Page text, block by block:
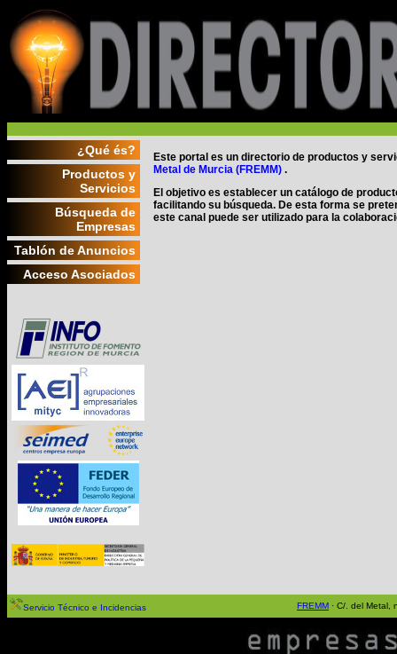
¿Qué és?
Productos y
Servicios
Búsqueda de
Empresas
Tablón de Anuncios
Acceso Asociados
Este portal es un directorio de productos y
Metal de Murcia (FREMM) .
El objetivo es establecer un catálogo de
facilitando su búsqueda. De esta forma se
este canal puede ser utilizado para la
Servicio Técnico e Incidencias FREMM · C/. del Metal,